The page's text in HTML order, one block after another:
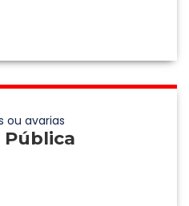
ou avarias